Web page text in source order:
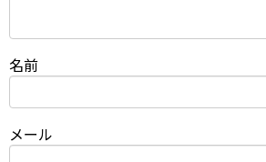
名前
メール